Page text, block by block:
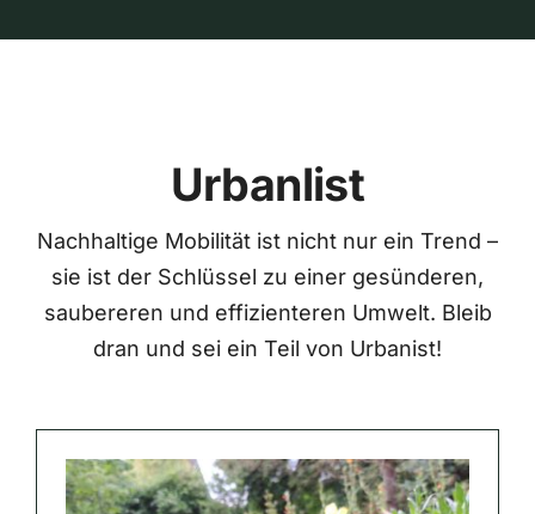
Urbanlist
Nachhaltige Mobilität ist nicht nur ein Trend –
sie ist der Schlüssel zu einer gesünderen,
saubereren und effizienteren Umwelt. Bleib
dran und sei ein Teil von Urbanist!